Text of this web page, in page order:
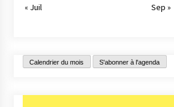
« Juil
Sep »
Calendrier du mois S'abonner à l'agenda